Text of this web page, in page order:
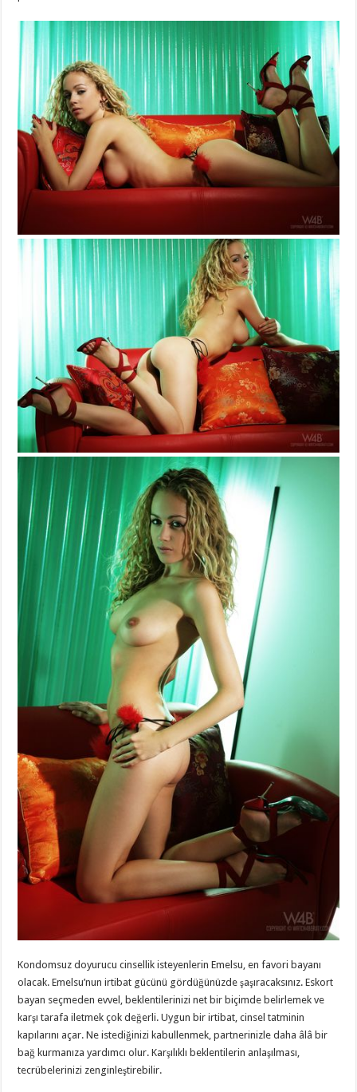
Kondomsuz doyurucu cinsellik isteyenlerin Emelsu, en favori bayanı
olacak. Emelsu’nun irtibat gücünü gördüğünüzde şaşıracaksınız. Eskort
bayan seçmeden evvel, beklentilerinizi net bir biçimde belirlemek ve
karşı tarafa iletmek çok değerli. Uygun bir irtibat, cinsel tatminin
kapılarını açar. Ne istediğinizi kabullenmek, partnerinizle daha âlâ bir
bağ kurmanıza yardımcı olur. Karşılıklı beklentilerin anlaşılması,
tecrübelerinizi zenginleştirebilir.